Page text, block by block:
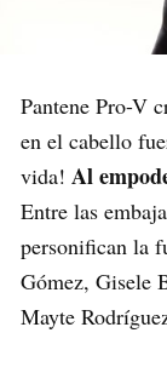
Pantene Pro-V
en el cabello
vida! Al
Entre las
personifican la
Gómez, Gisele
Mayte